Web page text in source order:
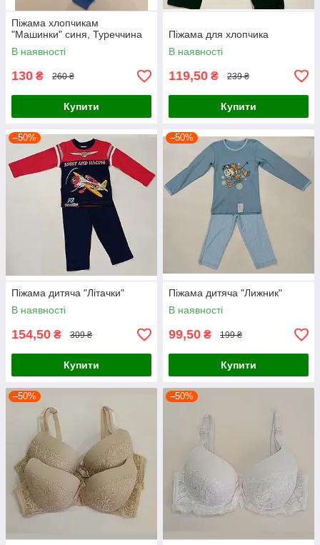
Піжама хлопчикам
"Машинки" синя, Туреччина
В наявності
130 ₴ 260 ₴
Купити
Піжама для хлопчика
В наявності
119,50 ₴ 239 ₴
Купити
–50%
Піжама дитяча "Літачки"
В наявності
154,50 ₴ 309 ₴
Купити
–50%
Піжама дитяча "Лижник"
В наявності
99,50 ₴ 199 ₴
Купити
–50% –50%